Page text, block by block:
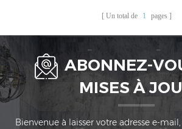
Un total de 1 pages
ABONNEZ-
MISES À
Bienvenue à laisser votre adresse e-